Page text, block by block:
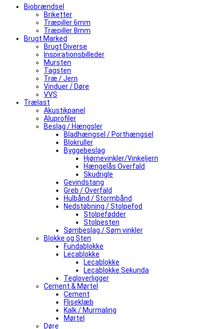
Biobrændsel
Briketter
Træpiller 6mm
Træpiller 8mm
Brugt Marked
Brugt Diverse
Inspirationsbilleder
Mursten
Tagsten
Træ / Jern
Vinduer / Døre
VVS
Trælast
Akustikpanel
Aluprofiler
Beslag / Hængsler
Bladhængsel / Porthængsel
Blokruller
Byggebeslag
Hjørnevinkler/Vinkeljern
Hængelås Overfald
Skudrigle
Gevindstang
Greb / Overfald
Hulbånd / Stormbånd
Nedstøbning / Stolpefod
Stolpefødder
Stolpesten
Sømbeslag / Søm vinkler
Blokke og Sten
Fundablokke
Lecablokke
Lecablokke
Lecablokke Sekunda
Tegloverligger
Cement & Mørtel
Cement
Fliseklæb
Kalk / Murmaling
Mørtel
Døre